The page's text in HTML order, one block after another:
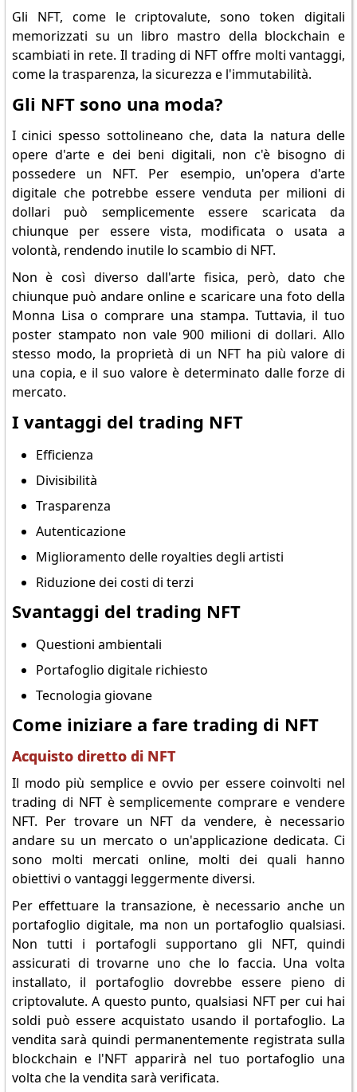
Gli NFT, come le criptovalute, sono token digitali
memorizzati su un libro mastro della blockchain e
scambiati in rete. Il trading di NFT offre molti vantaggi,
come la trasparenza, la sicurezza e l'immutabilità.
Gli NFT sono una moda?
I cinici spesso sottolineano che, data la natura delle
opere d'arte e dei beni digitali, non c'è bisogno di
possedere un NFT. Per esempio, un'opera d'arte
digitale che potrebbe essere venduta per milioni di
dollari può semplicemente essere scaricata da
chiunque per essere vista, modificata o usata a
volontà, rendendo inutile lo scambio di NFT.
Non è così diverso dall'arte fisica, però, dato che
chiunque può andare online e scaricare una foto della
Monna Lisa o comprare una stampa. Tuttavia, il tuo
poster stampato non vale 900 milioni di dollari. Allo
stesso modo, la proprietà di un NFT ha più valore di
una copia, e il suo valore è determinato dalle forze di
mercato.
I vantaggi del trading NFT
Efficienza
Divisibilità
Trasparenza
Autenticazione
Miglioramento delle royalties degli artisti
Riduzione dei costi di terzi
Svantaggi del trading NFT
Questioni ambientali
Portafoglio digitale richiesto
Tecnologia giovane
Come iniziare a fare trading di NFT
Acquisto diretto di NFT
Il modo più semplice e ovvio per essere coinvolti nel
trading di NFT è semplicemente comprare e vendere
NFT. Per trovare un NFT da vendere, è necessario
andare su un mercato o un'applicazione dedicata. Ci
sono molti mercati online, molti dei quali hanno
obiettivi o vantaggi leggermente diversi.
Per effettuare la transazione, è necessario anche un
portafoglio digitale, ma non un portafoglio qualsiasi.
Non tutti i portafogli supportano gli NFT, quindi
assicurati di trovarne uno che lo faccia. Una volta
installato, il portafoglio dovrebbe essere pieno di
criptovalute. A questo punto, qualsiasi NFT per cui hai
soldi può essere acquistato usando il portafoglio. La
vendita sarà quindi permanentemente registrata sulla
blockchain e l'NFT apparirà nel tuo portafoglio una
volta che la vendita sarà verificata.